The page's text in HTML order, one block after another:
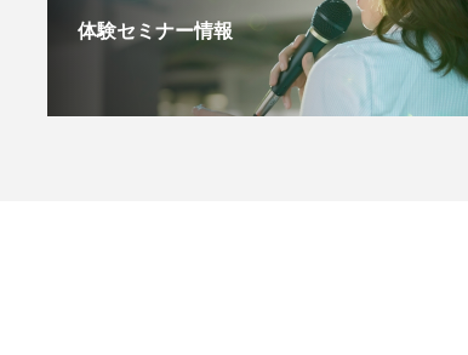
体験セミナー情報